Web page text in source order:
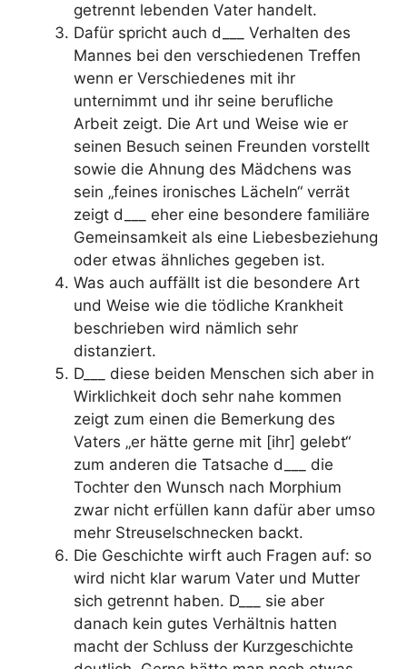
getrennt lebenden Vater handelt.
Dafür spricht auch d___ Verhalten des
Mannes bei den verschiedenen Treffen
wenn er Verschiedenes mit ihr
unternimmt und ihr seine berufliche
Arbeit zeigt. Die Art und Weise wie er
seinen Besuch seinen Freunden vorstellt
sowie die Ahnung des Mädchens was
sein „feines ironisches Lächeln“ verrät
zeigt d___ eher eine besondere familiäre
Gemeinsamkeit als eine Liebesbeziehung
oder etwas ähnliches gegeben ist.
Was auch auffällt ist die besondere Art
und Weise wie die tödliche Krankheit
beschrieben wird nämlich sehr
distanziert.
D___ diese beiden Menschen sich aber in
Wirklichkeit doch sehr nahe kommen
zeigt zum einen die Bemerkung des
Vaters „er hätte gerne mit [ihr] gelebt“
zum anderen die Tatsache d___ die
Tochter den Wunsch nach Morphium
zwar nicht erfüllen kann dafür aber umso
mehr Streuselschnecken backt.
Die Geschichte wirft auch Fragen auf: so
wird nicht klar warum Vater und Mutter
sich getrennt haben. D___ sie aber
danach kein gutes Verhältnis hatten
macht der Schluss der Kurzgeschichte